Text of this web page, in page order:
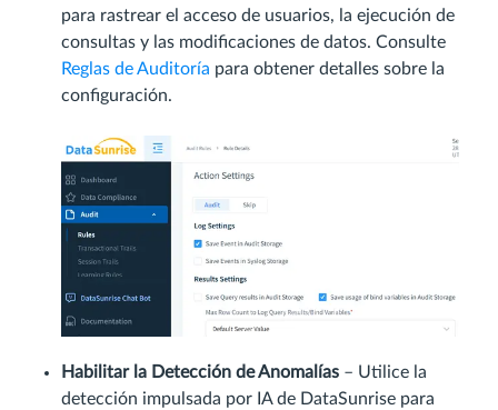
para rastrear el acceso de usuarios, la ejecución de
consultas y las modificaciones de datos. Consulte
Reglas de Auditoría para obtener detalles sobre la
configuración.
Habilitar la Detección de Anomalías – Utilice la
detección impulsada por IA de DataSunrise para